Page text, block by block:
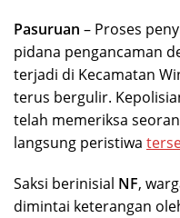
Pasuruan – Proses
pidana pengancaman
terjadi di Kecamatan
terus bergulir.
telah memeriksa
langsung peristiwa
Saksi berinisial NF,
dimintai keterangan